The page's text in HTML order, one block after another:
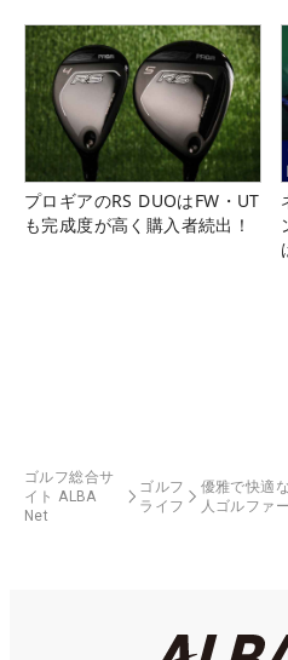
プロギアのRS DUOはFW・UT
も完成度が高く購入者続出！
ゴルフ総合サ
イト ALBA
Net
ゴルフ
ライフ
優雅で快適
人ゴルファ